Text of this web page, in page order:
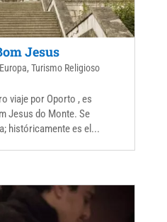
Jesus
Europa, Turismo Religioso
viaje por Oporto , es
Jesus do Monte. Se
históricamente es el...